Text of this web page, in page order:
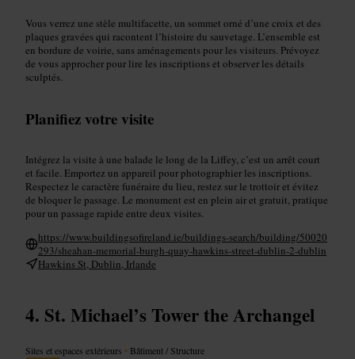
Vous verrez une stèle multifacette, un sommet orné d’une croix et des
plaques gravées qui racontent l’histoire du sauvetage. L’ensemble est
en bordure de voirie, sans aménagements pour les visiteurs. Prévoyez
de vous approcher pour lire les inscriptions et observer les détails
sculptés.
Planifiez votre visite
Intégrez la visite à une balade le long de la Liffey, c’est un arrêt court
et facile. Emportez un appareil pour photographier les inscriptions.
Respectez le caractère funéraire du lieu, restez sur le trottoir et évitez
de bloquer le passage. Le monument est en plein air et gratuit, pratique
pour un passage rapide entre deux visites.
https://www.buildingsofireland.ie/buildings-search/building/50020
293/sheahan-memorial-burgh-quay-hawkins-street-dublin-2-dublin
Hawkins St, Dublin, Irlande
St. Michael’s Tower the Archangel
Sites et espaces extérieurs • Bâtiment / Structure